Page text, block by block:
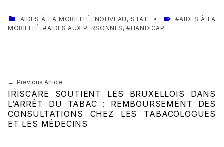
CATEGORIZED IN:
AIDES À LA MOBILITÉ, NOUVEAU ,STAT TAGGED AS:AIDES À LA
MOBILITÉ, AIDES AUX PERSONNES , HANDICAP
Skip back to main navigation
Navigation de l’article
Previous Article
IRISCARE SOUTIENT LES BRUXELLOIS DANS
L’ARRÊT DU TABAC : REMBOURSEMENT DES
CONSULTATIONS CHEZ LES TABACOLOGUES
ET LES MÉDECINS